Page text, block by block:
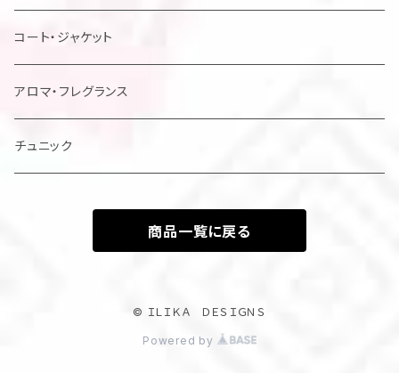
レディスドレス・シャツ他
コート・ジャケット
アロマ・フレグランス
チュニック
商品一覧に戻る
© ＩＬＩＫＡ ＤＥＳＩＧＮＳ
Powered by